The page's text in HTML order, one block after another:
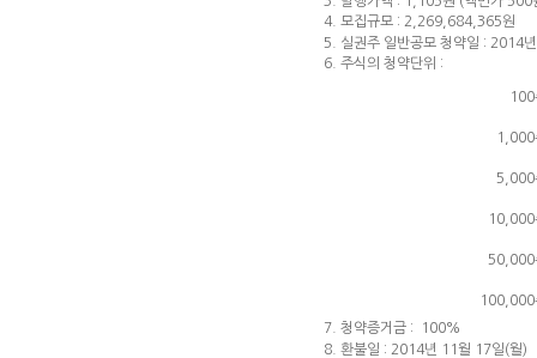
4. 모집규모 : 2,269,684,365원
5. 실권주 일반공모 청약일 : 2014
6. 주식의 청약단위 :
100
1,000
5,000
10,000
50,000
100,000
7. 청약증거금 : 100%
8. 환불일 : 2014년 11월 17일(월)